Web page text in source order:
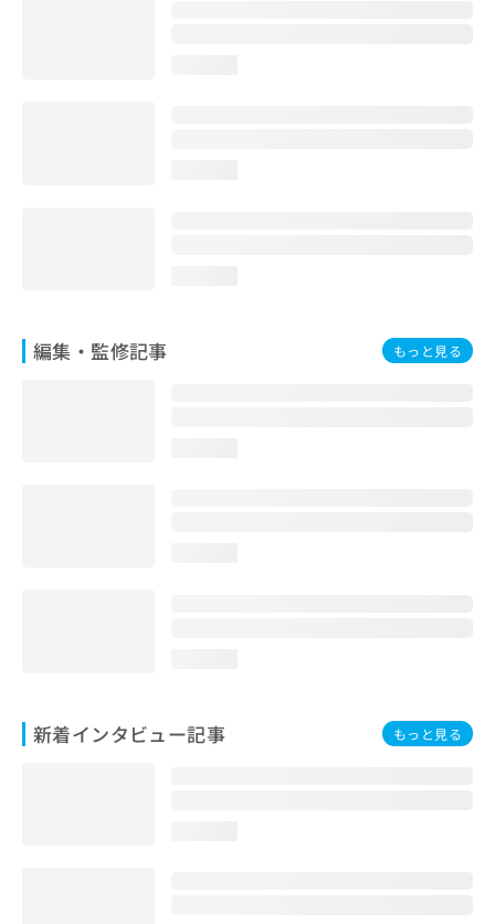
編集・監修記事 もっと見る
新着インタビュー記事 もっと見る